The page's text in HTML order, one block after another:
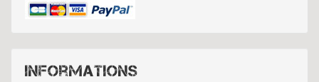
Informations